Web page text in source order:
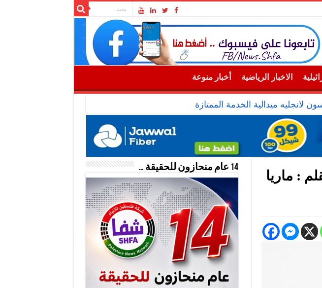
الاخبار الرياضية أخبار منوعة
لانجليه ميدالية الخدمة الممتازة
بقلم : ماريا
14 عام منحازون للحقيقة …